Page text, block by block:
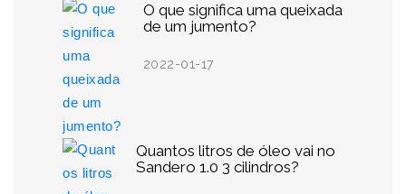
O que significa uma queixada
de um jumento?
2022-01-17
Quantos litros de óleo vai no
Sandero 1.0 3 cilindros?